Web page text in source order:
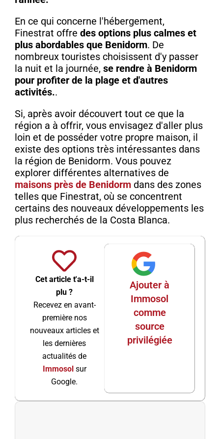
En ce qui concerne l'hébergement,
Finestrat offre des options plus calmes et
plus abordables que Benidorm. De
nombreux touristes choisissent d'y passer
la nuit et la journée, se rendre à Benidorm
pour profiter de la plage et d'autres
activités..
Si, après avoir découvert tout ce que la
région a à offrir, vous envisagez d'aller plus
loin et de posséder votre propre maison, il
existe des options très intéressantes dans
la région de Benidorm. Vous pouvez
explorer différentes alternatives de
maisons près de Benidormdans des zones
telles que Finestrat, où se concentrent
certains des nouveaux développements les
plus recherchés de la Costa Blanca.
Cet article t'a-t-il
plu ?
Recevez en avant-
première nos
nouveaux articles et
les dernières
actualités de
Immosolsur
Google.
Ajouter à
Immosol
comme
source
privilégiée